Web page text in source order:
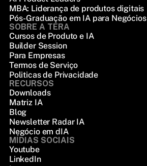
MBA: Liderança de produtos digitais
Pós-Graduação em IA para Negócios
SOBRE A TERA
Cursos de Produto e IA
Builder Session
Para Empresas
Termos de Serviço
Politicas de Privacidade
RECURSOS
Downloads
Matriz IA
Blog
Newsletter Radar IA
Negócio em dIA
MÍDIAS SOCIAIS
Youtube
LinkedIn